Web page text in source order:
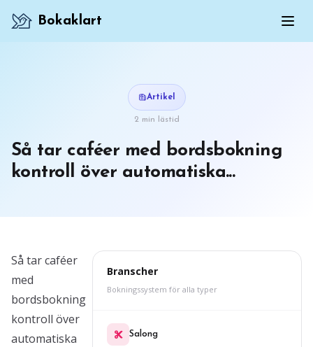
Bokaklart
Artikel
2 min lästid
Så tar caféer med bordsbokning
kontroll över automatiska...
Så tar caféer
med
bordsbokning
kontroll över
automatiska
Branscher
Bokningssystem för alla typer
Salong